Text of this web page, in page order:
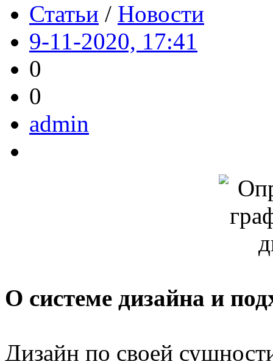
Статьи / Новости
9-11-2020, 17:41
0
0
admin
О системе дизайна и
Дизайн по своей